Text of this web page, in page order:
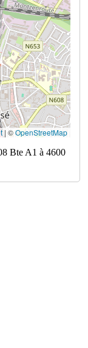
| ©OpenStreetMap
Bte A1 à 4600